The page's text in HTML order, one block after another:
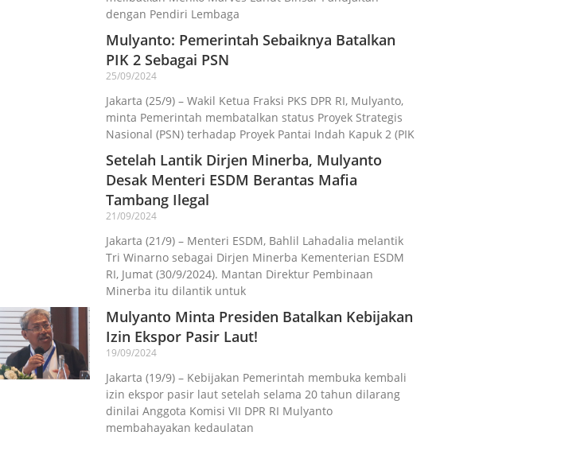
dengan Pendiri Lembaga
Mulyanto: Pemerintah Sebaiknya Batalkan
PIK 2 Sebagai PSN
25/09/2024
Jakarta (25/9) – Wakil Ketua Fraksi PKS DPR RI, Mulyanto,
minta Pemerintah membatalkan status Proyek Strategis
Nasional (PSN) terhadap Proyek Pantai Indah Kapuk 2 (PIK
Setelah Lantik Dirjen Minerba, Mulyanto
Desak Menteri ESDM Berantas Mafia
Tambang Ilegal
21/09/2024
Jakarta (21/9) – Menteri ESDM, Bahlil Lahadalia melantik
Tri Winarno sebagai Dirjen Minerba Kementerian ESDM
RI, Jumat (30/9/2024). Mantan Direktur Pembinaan
Minerba itu dilantik untuk
Mulyanto Minta Presiden Batalkan Kebijakan
Izin Ekspor Pasir Laut!
19/09/2024
Jakarta (19/9) – Kebijakan Pemerintah membuka kembali
izin ekspor pasir laut setelah selama 20 tahun dilarang
dinilai Anggota Komisi VII DPR RI Mulyanto
membahayakan kedaulatan